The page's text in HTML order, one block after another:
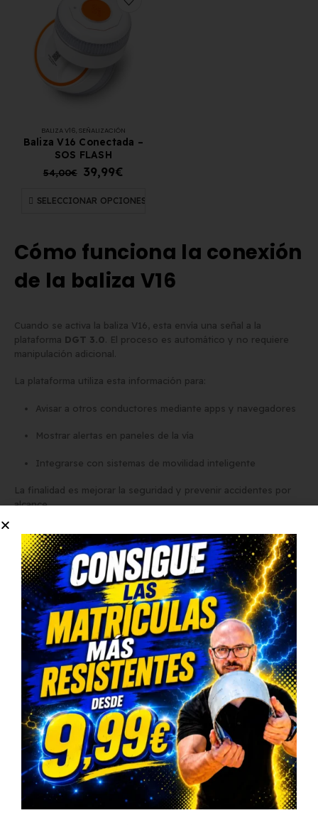
BALIZA V16, SEÑALIZACIÓN
Baliza V16 Conectada –
SOS FLASH
54,00€ 39,99€
SELECCIONAR OPCIONES
Cómo funciona la conexión
de la baliza V16
Cuando se activa la baliza V16, esta envía una señal a la
plataforma DGT 3.0 . El proceso es automático y no requiere
manipulación adicional.
La plataforma utiliza esta información para:
Avisar a otros conductores mediante apps y navegadores
Mostrar alertas en paneles de la vía
Integrarse con sistemas de movilidad inteligente
La finalidad es mejorar la seguridad y prevenir accidentes por
alcance.
Multas por no llevar la baliza v16.
Ventajas reales de la
baliza V16 conectada
La baliza V16 aporta beneficios tanto de seguridad como de
comodidad:
No necesitas bajar del coche
Aumenta la protección del conductor en situaciones peligrosas.
Emisión automática de alerta
Evita el riesgo de colisiones con vehículos detenidos.